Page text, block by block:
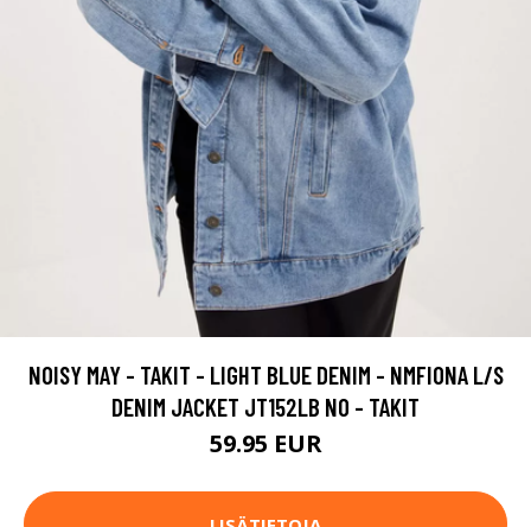
NOISY MAY - TAKIT - LIGHT BLUE DENIM - NMFIONA L/S
DENIM JACKET JT152LB NO - TAKIT
59.95 EUR